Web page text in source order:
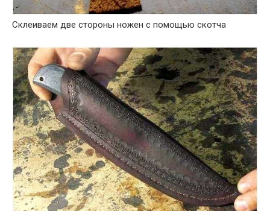
Склеиваем две стороны ножен с помощью скотча